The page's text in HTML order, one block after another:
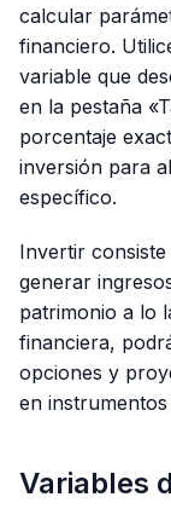
calcular
financiero.
variable que
en la pestaña
porcentaje
inversión para
específico.
Invertir
generar
patrimonio a lo
financiera,
opciones y
en
Variables